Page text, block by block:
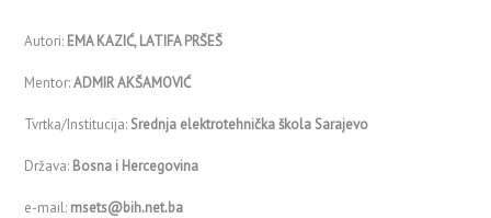
Autori: EMA KAZIĆ, LATIFA PRŠEŠ
Mentor:ADMIR AKŠAMOVIĆ
Tvrtka/Institucija: Srednja elektrotehnička škola Sarajevo
Država: Bosna i Hercegovina
e-mail: msets@bih.net.ba